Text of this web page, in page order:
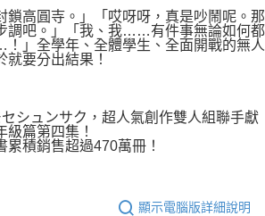
高圓寺。」「哎呀呀，真是吵鬧呢。那
調吧。」「我、我……有件事無論如何都
」全學年、全體學生、全面開戰的無人
就要分出結果！
ュンサク，超人氣創作雙人組聯手獻
級篇第四集！
銷售超過470萬冊！
顯示電腦版詳細說明